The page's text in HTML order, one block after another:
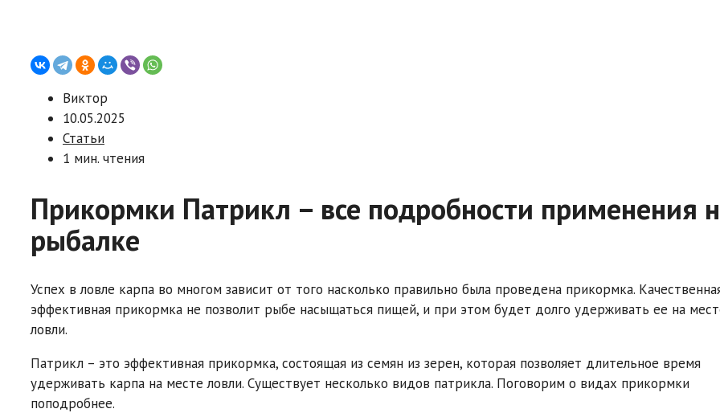
Виктор
10.05.2025
Статьи
1 мин. чтения
Прикормки Патрикл – все подробности применения
рыбалке
Успех в ловле карпа во многом зависит от того насколько правильно была проведена прикормка.
эффективная прикормка не позволит рыбе насыщаться пищей, и при этом будет долго удерживать ее на
ловли.
Патрикл – это эффективная прикормка, состоящая из семян из зерен, которая позволяет длительное время
удерживать карпа на месте ловли. Существует несколько видов патрикла. Поговорим о видах прикормки
поподробнее.